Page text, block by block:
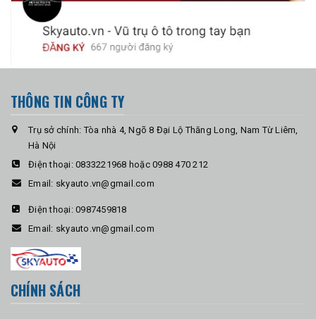
THÔNG TIN CÔNG TY
Trụ sở chính: Tòa nhà 4, Ngõ 8 Đại Lộ Thăng Long, Nam Từ Liêm,
Hà Nội
Điện thoại: 0833221968 hoặc 0988 470 212
Email: skyauto.vn@gmail.com
Điện thoại: 0987459818
Email: skyauto.vn@gmail.com
CHÍNH SÁCH